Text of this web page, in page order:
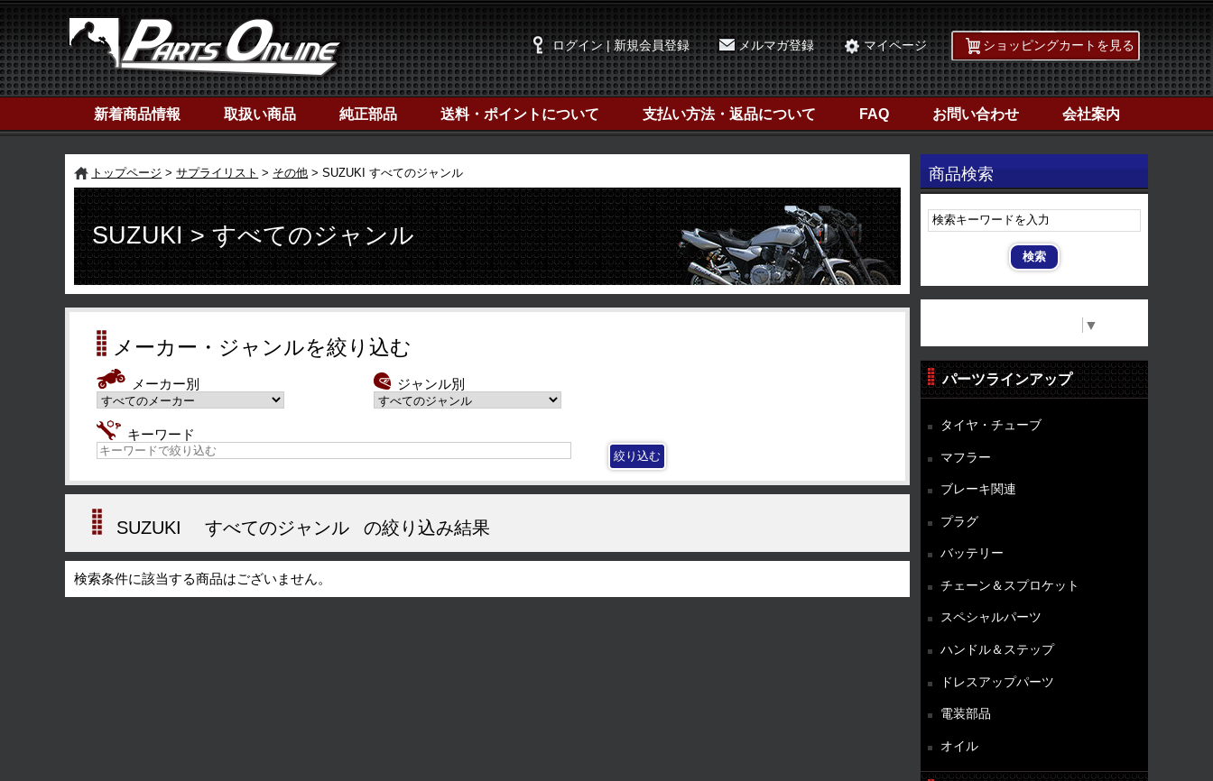
ログイン | 新規会員登録 メルマガ登録 マイページ ショッピングカートを見る
新着商品情報 取扱い商品 純正部品 送料・ポイントについて 支払い方法・返品について FAQ お問い合わせ 会社案内
商品検索
▼
トップページ サプライリスト その他 SUZUKI すべてのジャンル
SUZUKI > すべてのジャンル
メーカー・ジャンルを絞り込む
メーカー別 ジャンル別
キーワード
SUZUKI すべてのジャンル の絞り込み結果
検索条件に該当する商品はございません。
パーツラインアップ
タイヤ・チューブ
マフラー
ブレーキ関連
プラグ
バッテリー
チェーン＆スプロケット
スペシャルパーツ
ハンドル＆ステップ
ドレスアップパーツ
電装部品
オイル